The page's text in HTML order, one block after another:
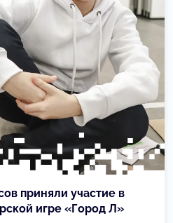
приняли участие в
игре «Город Л»